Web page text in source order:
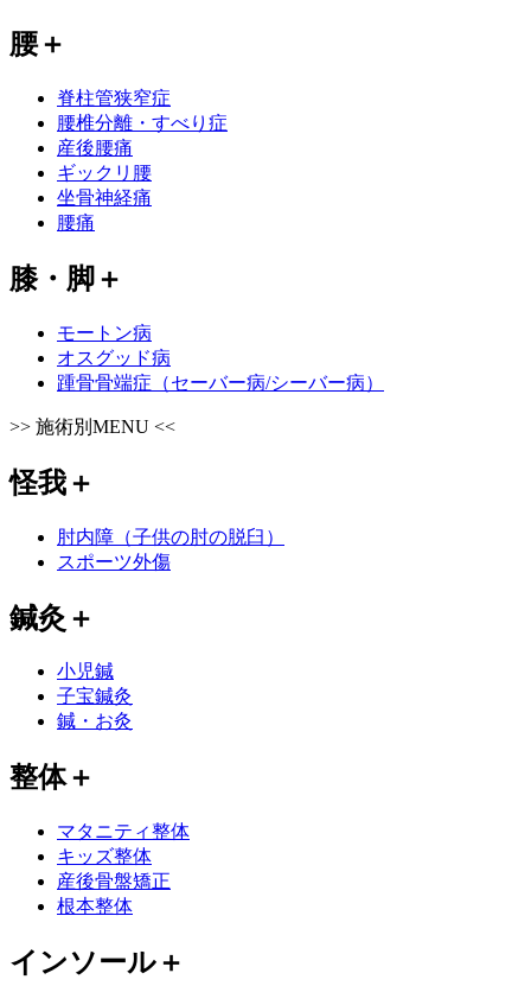
腰＋
脊柱管狭窄症
腰椎分離・すべり症
産後腰痛
ギックリ腰
坐骨神経痛
腰痛
膝・脚＋
モートン病
オスグッド病
踵骨骨端症（セーバー病/シーバー病）
>> 施術別MENU <<
怪我＋
肘内障（子供の肘の脱臼）
スポーツ外傷
鍼灸 ＋
小児鍼
子宝鍼灸
鍼・お灸
整体＋
マタニティ整体
キッズ整体
産後骨盤矯正
根本整体
インソール＋